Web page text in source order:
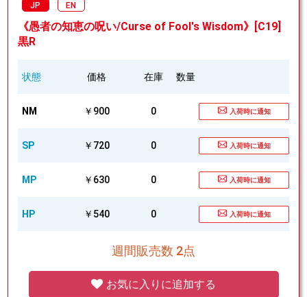
JP EN
《愚者の知恵の呪い/Curse of Fool's Wisdom》[C19]
黒R
状態 価格 在庫 数量
NM ￥900 0 入荷時に通知
SP ￥720 0 入荷時に通知
MP ￥630 0 入荷時に通知
HP ￥540 0 入荷時に通知
週間販売数 2点
お気に入りに追加する